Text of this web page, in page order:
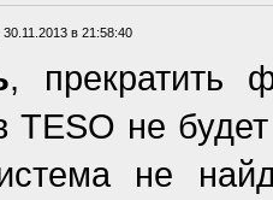
30.11.2013 в 21:58:40
, прекратить
TESO не
не